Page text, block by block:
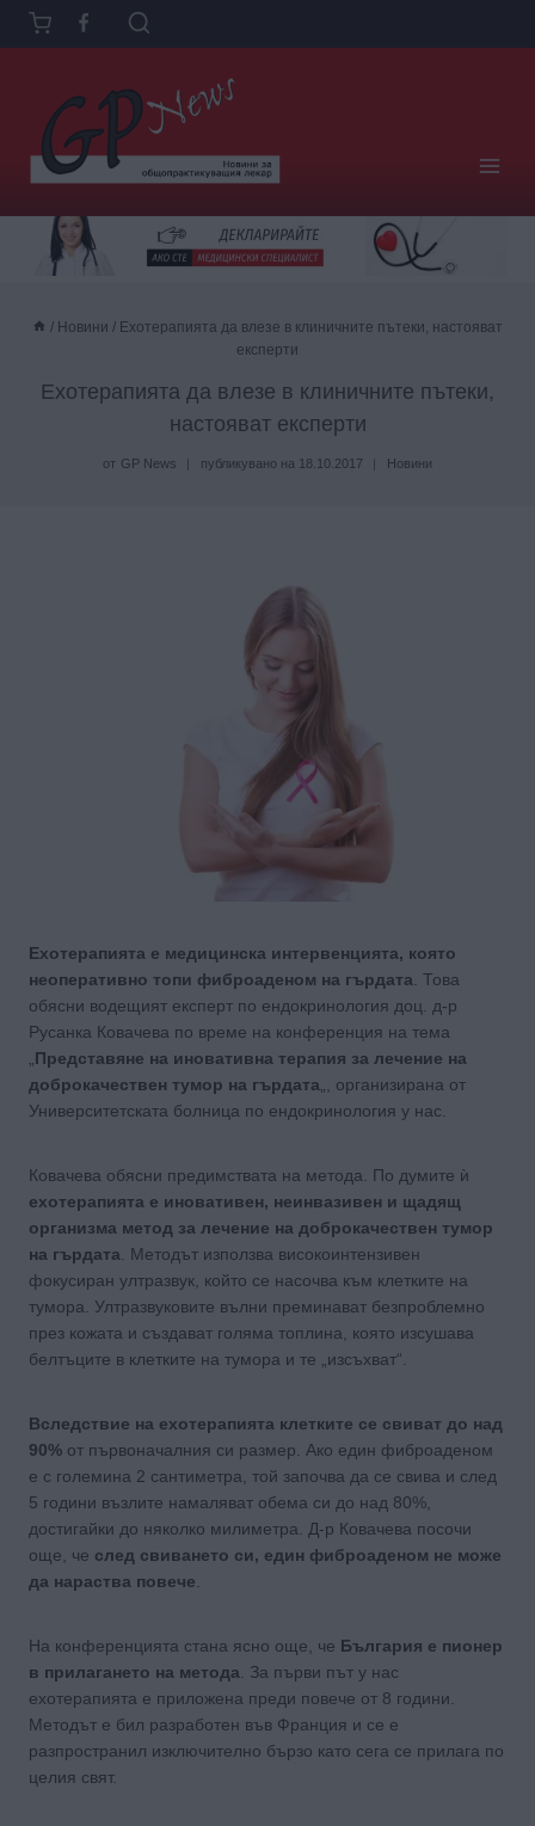
Към
съдържанието
/ Новини / Ехотерапията да влезе в клиничните пътеки, настояват
експерти
Ехотерапията да влезе в клиничните пътеки,
настояват експерти
от GP News публикувано на 18.10.2017 Новини
Ехотерапията е медицинска интервенцията, която
неоперативно топи фиброаденом на гърдата . Това
обясни водещият експерт по ендокринология доц. д-р
Русанка Ковачева по време на конференция на тема
Представяне на иновативна терапия за лечение на
доброкачествен тумор на гърдата „, организирана от
Университетската болница по ендокринология у нас.
Ковачева обясни предимствата на метода. По думите ѝ
ехотерапията е иновативен, неинвазивен и щадящ
организма метод за лечение на доброкачествен тумор
на гърдата . Методът използва високоинтензивен
фокусиран ултразвук, който се насочва към клетките на
тумора. Ултразвуковите вълни преминават безпроблемно
през кожата и създават голяма топлина, която изсушава
белтъците в клетките на тумора и те „изсъхват“.
Вследствие на ехотерапията клетките се свиват до над
90% от първоначалния си размер. Ако един фиброаденом
е с големина 2 сантиметра, той започва да се свива и след
5 години възлите намаляват обема си до над 80%,
достигайки до няколко милиметра. Д-р Ковачева посочи
още, че след свиването си, един фиброаденом не може
да нараства повече
На конференцията стана ясно още, че България е пионер
в прилагането на метода . За първи път у нас
ехотерапията е приложена преди повече от 8 години.
Методът е бил разработен във Франция и се е
разпространил изключително бързо като сега се прилага по
целия свят.